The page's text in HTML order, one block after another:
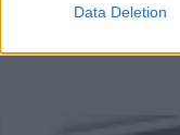
Data Deletion